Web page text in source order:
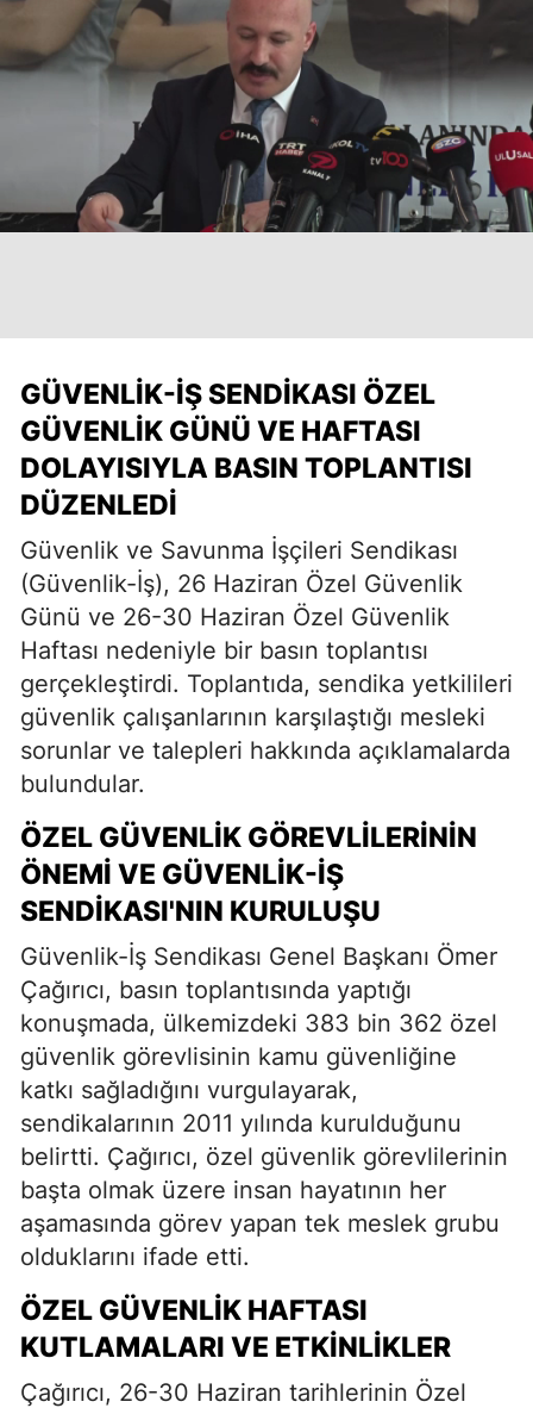
GÜVENLIK-İŞ SENDIKASI ÖZEL
GÜVENLIK GÜNÜ VE HAFTASI
DOLAYISIYLA BASIN TOPLANTISI
DÜZENLEDI
Güvenlik ve Savunma İşçileri Sendikası
(Güvenlik-İş), 26 Haziran Özel Güvenlik
Günü ve 26-30 Haziran Özel Güvenlik
Haftası nedeniyle bir basın toplantısı
gerçekleştirdi. Toplantıda, sendika yetkilileri
güvenlik çalışanlarının karşılaştığı mesleki
sorunlar ve talepleri hakkında açıklamalarda
bulundular.
ÖZEL GÜVENLIK GÖREVLILERININ
ÖNEMI VE GÜVENLIK-İŞ
SENDIKASI'NIN KURULUŞU
Güvenlik-İş Sendikası Genel Başkanı Ömer
Çağırıcı, basın toplantısında yaptığı
konuşmada, ülkemizdeki 383 bin 362 özel
güvenlik görevlisinin kamu güvenliğine
katkı sağladığını vurgulayarak,
sendikalarının 2011 yılında kurulduğunu
belirtti. Çağırıcı, özel güvenlik görevlilerinin
başta olmak üzere insan hayatının her
aşamasında görev yapan tek meslek grubu
olduklarını ifade etti.
ÖZEL GÜVENLIK HAFTASI
KUTLAMALARI VE ETKINLIKLER
Çağırıcı, 26-30 Haziran tarihlerinin Özel